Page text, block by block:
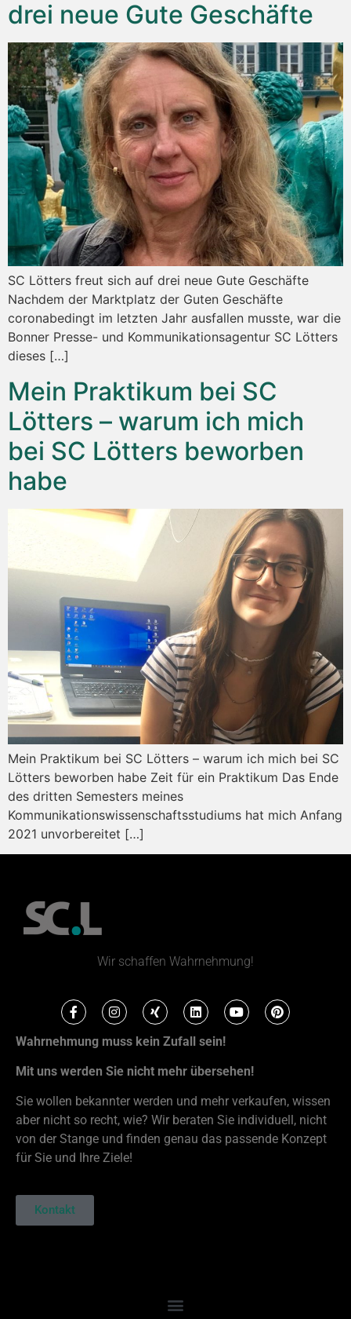
drei neue Gute Geschäfte
SC Lötters freut sich auf drei neue Gute Geschäfte
Nachdem der Marktplatz der Guten Geschäfte
coronabedingt im letzten Jahr ausfallen musste, war die
Bonner Presse- und Kommunikationsagentur SC Lötters
dieses […]
Mein Praktikum bei SC
Lötters – warum ich mich
bei SC Lötters beworben
habe
Mein Praktikum bei SC Lötters – warum ich mich bei SC
Lötters beworben habe Zeit für ein Praktikum Das Ende
des dritten Semesters meines
Kommunikationswissenschaftsstudiums hat mich Anfang
2021 unvorbereitet […]
Wir schaffen Wahrnehmung!
Wahrnehmung muss kein Zufall sein!
Mit uns werden Sie nicht mehr übersehen!
Sie wollen bekannter werden und mehr verkaufen, wissen
aber nicht so recht, wie? Wir beraten Sie individuell, nicht
von der Stange und finden genau das passende Konzept
für Sie und Ihre Ziele!
Kontakt